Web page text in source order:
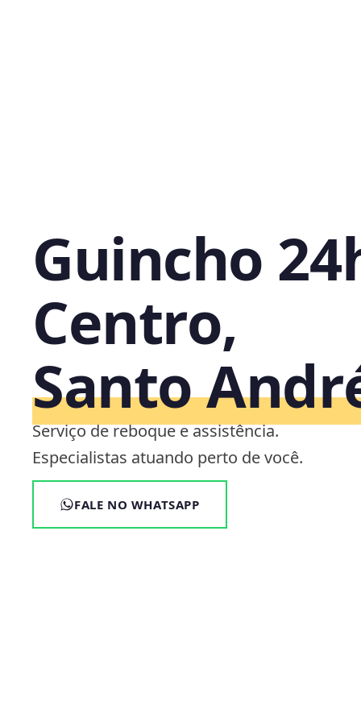
Guincho
Centro,
Santo
Serviço de reboque e assistência.
Especialistas atuando perto de você.
FALE NO WHATSAPP